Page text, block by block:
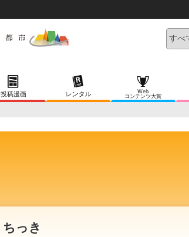
投稿漫画 レンタル
Web
コンテンツ大賞
ちっき